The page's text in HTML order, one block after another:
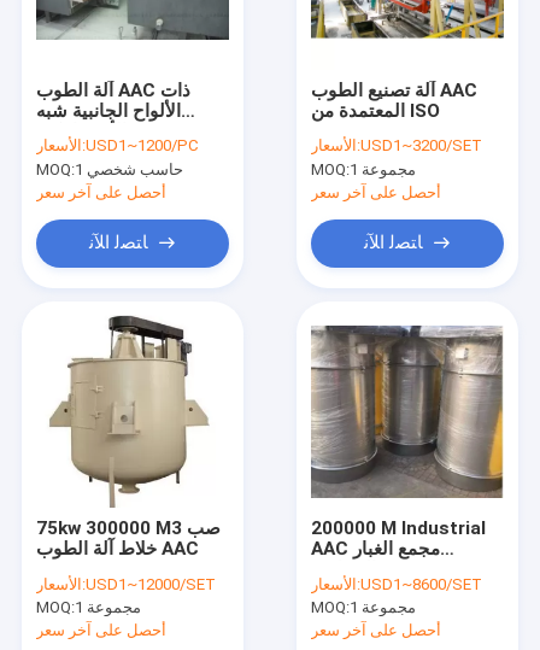
اتصل بنا
آلة بلوك AAC
آلة قطع بلوك AAC
آلة تصنيع بلوك الخرسانة الأوتوماتيكية
آلة تصنيع البلوك شبه الأوتوماتيكية
آلة لوحة الجدار خفيفة الوزن
خط إنتاج الخرسانة المعقمة بالبخار المضغوط
آلة بلوك الطوب
آلة الطوب AAC ذات
الألواح الجانبية شبه
الأسعار:USD1~1200/PC
MOQ:
حاسب شخصي 1
أحصل على آخر سعر
ﺎﺘﺼﻟ ﺍﻶﻧ
آلة تصنيع الطوب AAC
المعتمدة من ISO
الأسعار:USD1~3200/SET
MOQ:
1 مجموعة
أحصل على آخر سعر
ﺎﺘﺼﻟ ﺍﻶﻧ
75kw 300000 M3 صب
خلاط آلة الطوب AAC
الأسعار:USD1~12000/SET
MOQ:
1 مجموعة
أحصل على آخر سعر
200000 M Industrial
AAC مجمع الغبار
الأسعار:USD1~8600/SET
MOQ:
1 مجموعة
أحصل على آخر سعر